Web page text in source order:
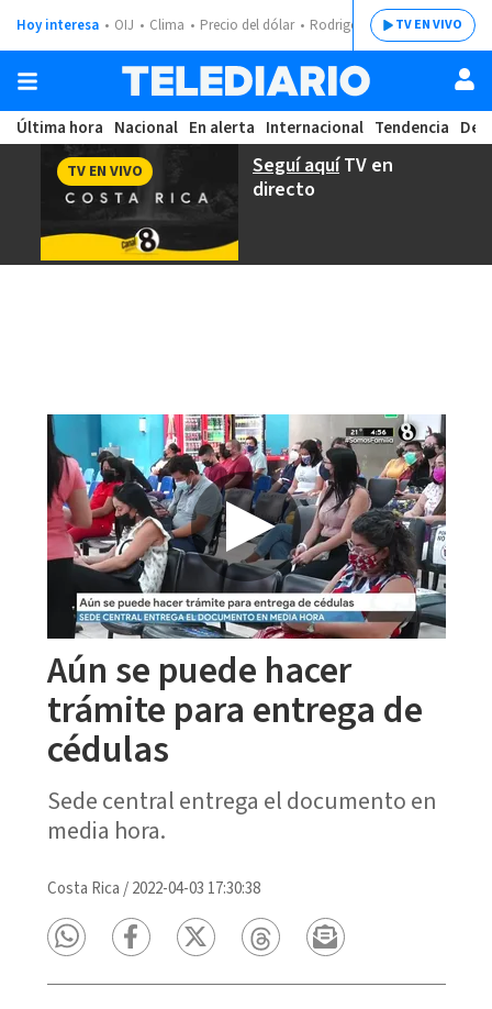
Hoy interesa OIJ Clima Precio del dólar Rodrigo ChavesTV EN VIVO
Última hora Nacional En alerta Internacional Tendencia
Seguí aquíTV en
directo
TV EN VIVO
Aún se puede hacer
trámite para entrega de
cédulas
Sede central entrega el documento en
media hora.
Costa Rica /2022-04-03 17:30:38